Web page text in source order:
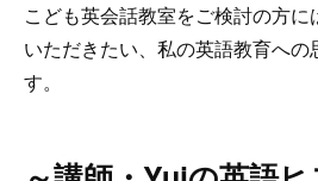
こども英会話教室をご検討の方
いただきたい、私の英語教育への
す。